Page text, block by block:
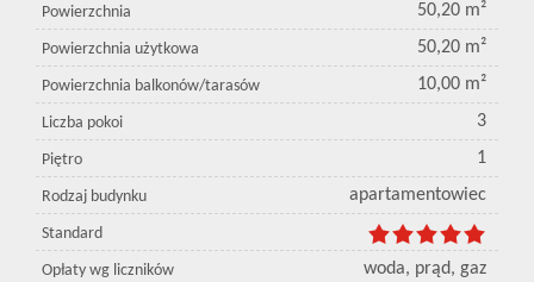
Powierzchnia 50,20 m²
Powierzchnia użytkowa 50,20 m²
Powierzchnia balkonów/tarasów 10,00 m²
Liczba pokoi 3
Piętro 1
Rodzaj budynku apartamentowiec
Standard
Opłaty wg liczników woda, prąd, gaz